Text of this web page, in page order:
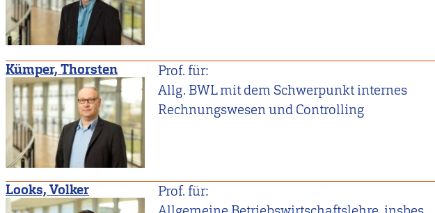
Kümper, Thorsten
Prof. für:
Allg. BWL mit dem Schwerpunkt internes
Rechnungswesen und Controlling
Looks, Volker
Prof. für: